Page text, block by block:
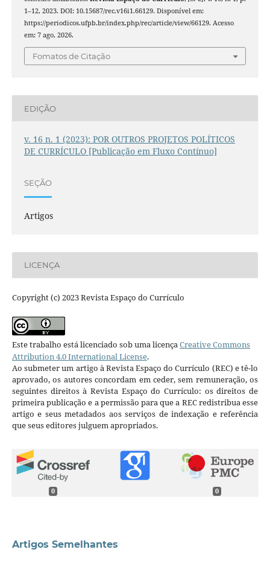
1–12, 2023. DOI: 10.15687/rec.v16i1.66129. Disponível em:
https://periodicos.ufpb.br/index.php/rec/article/view/66129. Acesso
em: 7 ago. 2026.
Fomatos de Citação
EDIÇÃO
v. 16 n. 1 (2023): POR OUTROS PROJETOS POLÍTICOS
DE CURRÍCULO [Publicação em Fluxo Contínuo]
SEÇÃO
Artigos
LICENÇA
Copyright (c) 2023 Revista Espaço do Currículo
Este trabalho está licenciado sob uma licença Creative Commons
Attribution 4.0 International License.
Ao submeter um artigo à Revista Espaço do Currículo (REC) e tê-lo
aprovado, os autores concordam em ceder, sem remuneração, os
seguintes direitos à Revista Espaço do Currículo: os direitos de
primeira publicação e a permissão para que a REC redistribua esse
artigo e seus metadados aos serviços de indexação e referência
que seus editores julguem apropriados.
0 0
Artigos Semelhantes